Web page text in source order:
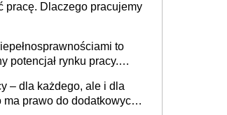
pracę. Dlaczego pracujemy
to
potencjał rynku pracy.
refundacji, ale bariery po
i świadomości
– dla każdego, ale i dla
ma prawo do dodatkowych